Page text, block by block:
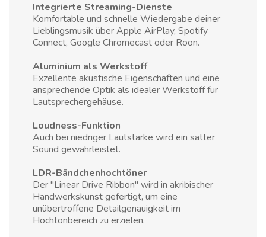
Integrierte Streaming-Dienste
Komfortable und schnelle Wiedergabe deiner
Lieblingsmusik über Apple AirPlay, Spotify
Connect, Google Chromecast oder Roon.
Aluminium als Werkstoff
Exzellente akustische Eigenschaften und eine
ansprechende Optik als idealer Werkstoff für
Lautsprechergehäuse.
Loudness-Funktion
Auch bei niedriger Lautstärke wird ein satter
Sound gewährleistet.
LDR-Bändchenhochtöner
Der "Linear Drive Ribbon" wird in akribischer
Handwerkskunst gefertigt, um eine
unübertroffene Detailgenauigkeit im
Hochtonbereich zu erzielen.